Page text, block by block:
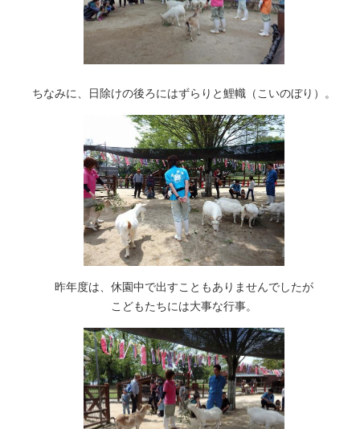
ちなみに、日除けの後ろにはずらりと鯉幟（こいのぼり）。
昨年度は、休園中で出すこともありませんでしたが
こどもたちには大事な行事。